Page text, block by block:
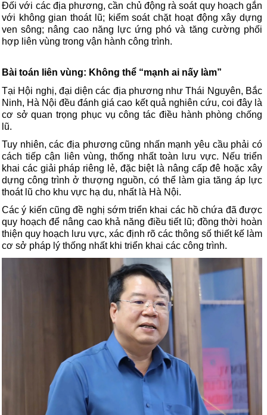
Đối với các địa phương, cần chủ động rà soát quy hoạch gắn
với không gian thoát lũ; kiểm soát chặt hoạt động xây dựng
ven sông; nâng cao năng lực ứng phó và tăng cường phối
hợp liên vùng trong vận hành công trình.
Bài toán liên vùng: Không thể “mạnh ai nấy làm”
Tại Hội nghị, đại diện các địa phương như Thái Nguyên, Bắc
Ninh, Hà Nội đều đánh giá cao kết quả nghiên cứu, coi đây là
cơ sở quan trọng phục vụ công tác điều hành phòng chống
lũ.
Tuy nhiên, các địa phương cũng nhấn mạnh yêu cầu phải có
cách tiếp cận liên vùng, thống nhất toàn lưu vực. Nếu triển
khai các giải pháp riêng lẻ, đặc biệt là nâng cấp đê hoặc xây
dựng công trình ở thượng nguồn, có thể làm gia tăng áp lực
thoát lũ cho khu vực hạ du, nhất là Hà Nội.
Các ý kiến cũng đề nghị sớm triển khai các hồ chứa đã được
quy hoạch để nâng cao khả năng điều tiết lũ; đồng thời hoàn
thiện quy hoạch lưu vực, xác định rõ các thông số thiết kế làm
cơ sở pháp lý thống nhất khi triển khai các công trình.